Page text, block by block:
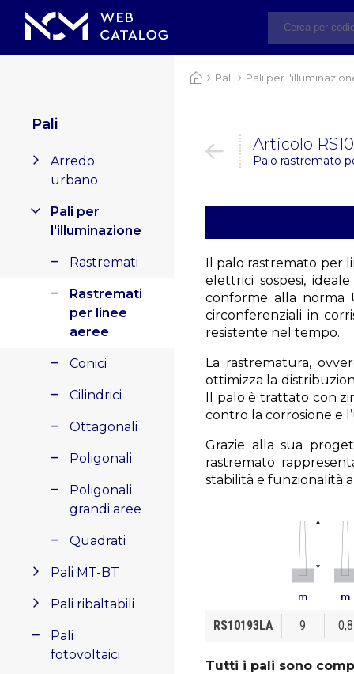
Pali
Arredo
urbano
Pali per
l'illuminazione
Rastremati
Rastremati
per linee
aeree
Conici
Cilindrici
Ottagonali
Poligonali
Poligonali
grandi aree
Quadrati
Pali MT-BT
Pali ribaltabili
Pali
fotovoltaici
Pali Pali per
Articolo
Palo rastremato
Il palo rastremato per
elettrici sospesi,
conforme alla norma
circonferenziali in
resistente nel tempo.
La rastrematura,
ottimizza la
Il palo è trattato con
contro la corrosione e
Grazie alla sua
rastremato
stabilità e funzionalità
Tutti i pali sono
m m
RS10193LA 9 0,8